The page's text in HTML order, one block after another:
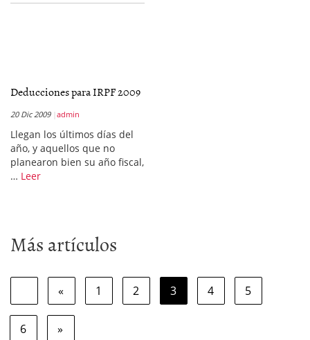
Deducciones para IRPF 2009
20 Dic 2009 admin
Llegan los últimos días del
año, y aquellos que no
planearon bien su año fiscal,
… Leer
Más artículos
« 1 2 3 4 5
6 »